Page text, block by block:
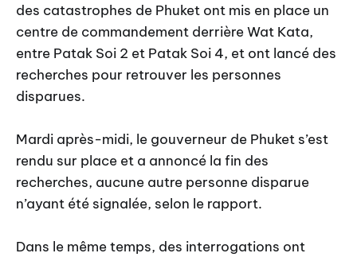
des catastrophes de Phuket ont mis en place un
centre de commandement derrière Wat Kata,
entre Patak Soi 2 et Patak Soi 4, et ont lancé des
recherches pour retrouver les personnes
disparues.
Mardi après-midi, le gouverneur de Phuket s’est
rendu sur place et a annoncé la fin des
recherches, aucune autre personne disparue
n’ayant été signalée, selon le rapport.
Dans le même temps, des interrogations ont